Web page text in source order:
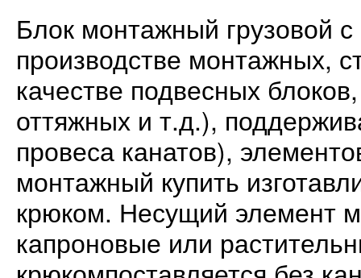
Блок монтажный грузовой
производстве монтажных,
качестве подвесных
оттяжных и т.д.),
провеса канатов),
монтажный купить
крюком. Несущий элемент
капроновые или